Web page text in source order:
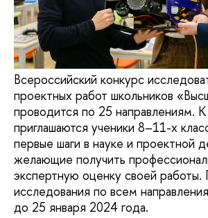
Всероссийский конкурс
проектных работ школьников
проводится по 25 направлениям.
приглашаются ученики 8–11-х
первые шаги в науке и проектной
желающие получить
экспертную оценку своей
исследования по всем
до 25 января 2024 года.